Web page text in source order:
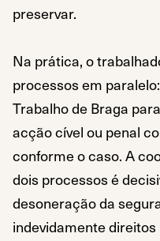
preservar.
Na prática, o
processos em
Trabalho de Braga
acção cível ou penal
conforme o caso. A
dois processos é
desoneração da
indevidamente